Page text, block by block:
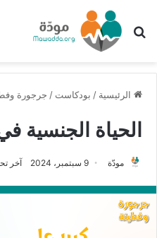
بحث عن
الرئيسية / بودكاست / جرجورة
الحياة الجنسية
مودّة 9 سبتمبر، 2024 آخر تحديث: 3